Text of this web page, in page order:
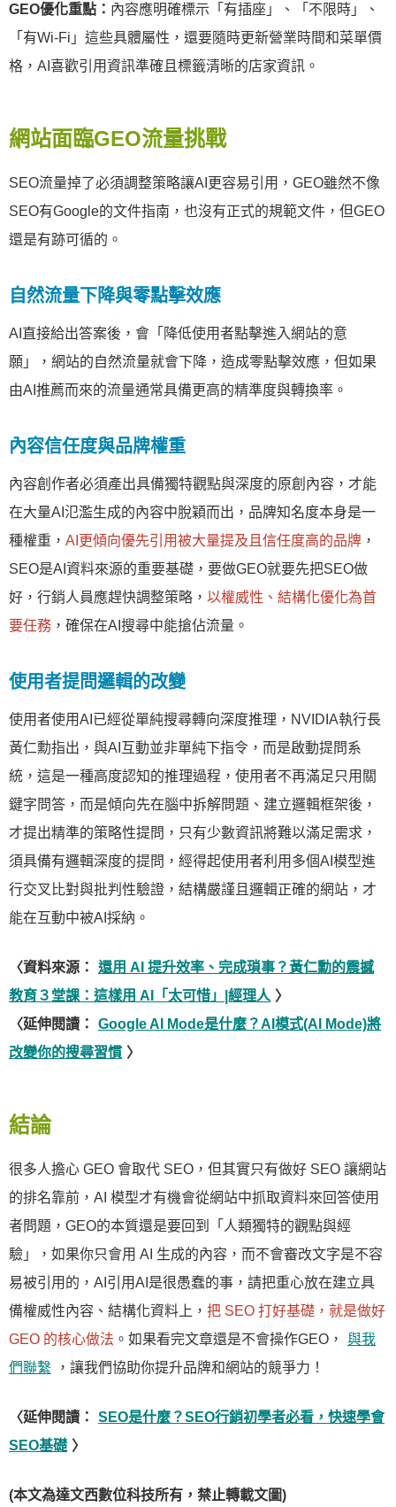
GEO優化重點： 內容應明確標示「有插座」、「不限時」、
「有Wi-Fi」這些具體屬性，還要隨時更新營業時間和菜單價
格，AI喜歡引用資訊準確且標籤清晰的店家資訊。
網站面臨GEO流量挑戰
SEO流量掉了必須調整策略讓AI更容易引用，GEO雖然不像
SEO有Google的文件指南，也沒有正式的規範文件，但GEO
還是有跡可循的。
自然流量下降與零點擊效應
AI直接給出答案後，會「降低使用者點擊進入網站的意
願」，網站的自然流量就會下降，造成零點擊效應，但如果
由AI推薦而來的流量通常具備更高的精準度與轉換率。
內容信任度與品牌權重
內容創作者必須產出具備獨特觀點與深度的原創內容，才能
在大量AI氾濫生成的內容中脫穎而出，品牌知名度本身是一
種權重， AI更傾向優先引用被大量提及且信任度高的品牌 ，
SEO是AI資料來源的重要基礎，要做GEO就要先把SEO做
好，行銷人員應趕快調整策略， 以權威性、結構化優化為首
要任務 ，確保在AI搜尋中能搶佔流量。
使用者提問邏輯的改變
使用者使用AI已經從單純搜尋轉向深度推理，NVIDIA執行長
黃仁勳指出，與AI互動並非單純下指令，而是啟動提問系
統，這是一種高度認知的推理過程，使用者不再滿足只用關
鍵字問答，而是傾向先在腦中拆解問題、建立邏輯框架後，
才提出精準的策略性提問，只有少數資訊將難以滿足需求，
須具備有邏輯深度的提問，經得起使用者利用多個AI模型進
行交叉比對與批判性驗證，結構嚴謹且邏輯正確的網站，才
能在互動中被AI採納。
〈資料來源：
還用 AI 提升效率、完成瑣事？黃仁勳的震撼
教育３堂課：這樣用 AI「太可惜」|經理人 〉
〈延伸閱讀：
Google AI Mode是什麼？AI模式(AI Mode)將
改變你的搜尋習慣 〉
結論
很多人擔心 GEO 會取代 SEO，但其實只有做好 SEO 讓網站
的排名靠前，AI 模型才有機會從網站中抓取資料來回答使用
者問題，GEO的本質還是要回到「人類獨特的觀點與經
驗」，如果你只會用 AI 生成的內容，而不會審改文字是不容
易被引用的，AI引用AI是很愚蠢的事，請把重心放在建立具
備權威性內容、結構化資料上， 把 SEO 打好基礎，就是做好
GEO 的核心做法 。如果看完文章還是不會操作GEO，
與我
們聯繫
，讓我們協助你提升品牌和網站的競爭力！
〈延伸閱讀：
SEO是什麼？SEO行銷初學者必看，快速學會
SEO基礎 〉
(本文為達文西數位科技所有，禁止轉載文圖)